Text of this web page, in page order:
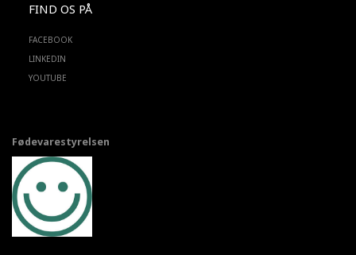
FIND OS PÅ
FACEBOOK
LINKEDIN
YOUTUBE
Fødevarestyrelsen